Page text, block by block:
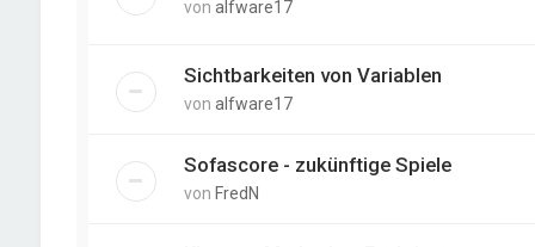
von alfware17
Sichtbarkeiten von Variablen
von alfware17
Sofascore - zukünftige Spiele
von FredN